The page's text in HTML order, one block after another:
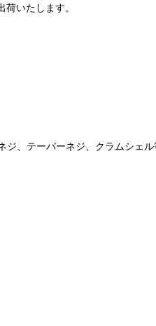
いたします。
、テーパーネジ、クラムシェ